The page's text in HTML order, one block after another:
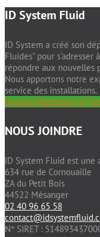
ID System Fluid
ID System a créé son
Fluides" pour
répondre aux nouvelles
Nous apportons notre
service des installations.
Devenir Partenaire ID
NOUS JOINDRE
ID System Fluid est
634 rue de Cornouaille
ZA du Petit Bois
44522 Mésanger
02 40 96 65 58
N° SIRET :